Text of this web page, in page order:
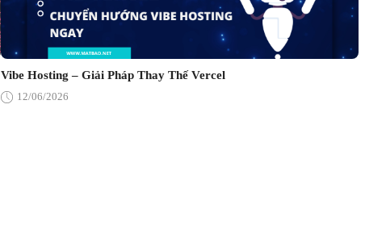
Vibe Hosting – Giải Pháp Thay Thế Vercel
12/06/2026